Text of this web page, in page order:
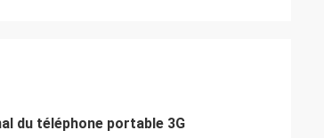
du téléphone portable 3G